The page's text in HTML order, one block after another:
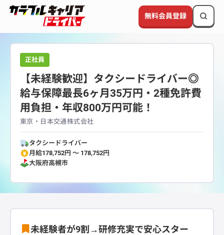
無料会員登録
正社員
【未経験歓迎】タクシードライバー◎
給与保障最長6ヶ月35万円・2種免許費
用負担・年収800万円可能！
東京・日本交通株式会社
タクシードライバー
月給178,752円 〜 178,752円
大阪府高槻市
未経験者が9割→研修充実で安心スター